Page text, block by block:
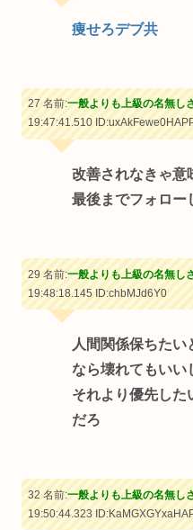
痩せろデブ共
27 名前:一般よりも上級の名無し
19:47:41.510
改善されなきゃ意
最後までフォロー
29 名前:一般よりも上級の名無し
19:48:18.145ID:chbMJd6Y0
人間関係保ちたい
なら壊れてもいい
それより優先した
だろ
32 名前:一般よりも上級の名無し
19:50:44.323